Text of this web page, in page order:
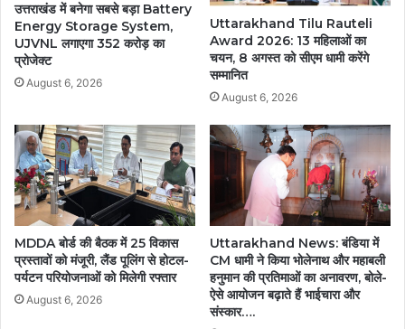
उत्तराखंड में बनेगा सबसे बड़ा Battery
Energy Storage System,
UJVNL लगाएगा 352 करोड़ का
प्रोजेक्ट
August 6, 2026
Uttarakhand Tilu Rauteli
Award 2026: 13 महिलाओं का
चयन, 8 अगस्त को सीएम धामी करेंगे
सम्मानित
August 6, 2026
MDDA बोर्ड की बैठक में 25 विकास
प्रस्तावों को मंजूरी, लैंड पूलिंग से होटल-
पर्यटन परियोजनाओं को मिलेगी रफ्तार
August 6, 2026
Uttarakhand News: बंडिया में
CM धामी ने किया भोलेनाथ और महाबली
हनुमान की प्रतिमाओं का अनावरण, बोले-
ऐसे आयोजन बढ़ाते हैं भाईचारा और
संस्कार….